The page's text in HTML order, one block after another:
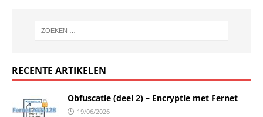
RECENTE ARTIKELEN
Obfuscatie (deel 2) – Encryptie met Fernet
19/06/2026